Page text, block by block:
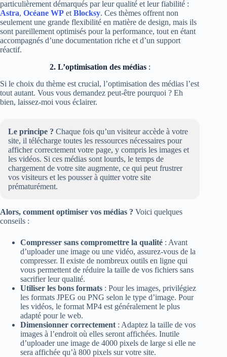
particulièrement démarqués par leur qualité et leur fiabilité :
Astra, Océane WP et Blocksy. Ces thèmes offrent non
seulement une grande flexibilité en matière de design, mais ils
sont pareillement optimisés pour la performance, tout en étant
accompagnés d’une documentation riche et d’un support
réactif.
2. L’optimisation des médias:
Si le choix du thème est crucial, l’optimisation des médias l’est
tout autant. Vous vous demandez peut-être pourquoi ? Eh
bien, laissez-moi vous éclairer.
Le principe ? Chaque fois qu’un visiteur accède à votre
site, il télécharge toutes les ressources nécessaires pour
afficher correctement votre page, y compris les images et
les vidéos. Si ces médias sont lourds, le temps de
chargement de votre site augmente, ce qui peut frustrer
vos visiteurs et les pousser à quitter votre site
prématurément.
Alors, comment optimiser vos médias ? Voici quelques
conseils :
Compresser sans compromettre la qualité : Avant
d’uploader une image ou une vidéo, assurez-vous de la
compresser. Il existe de nombreux outils en ligne qui
vous permettent de réduire la taille de vos fichiers sans
sacrifier leur qualité.
Utiliser les bons formats : Pour les images, privilégiez
les formats JPEG ou PNG selon le type d’image. Pour
les vidéos, le format MP4 est généralement le plus
adapté pour le web.
Dimensionner correctement : Adaptez la taille de vos
images à l’endroit où elles seront affichées. Inutile
d’uploader une image de 4000 pixels de large si elle ne
sera affichée qu’à 800 pixels sur votre site.